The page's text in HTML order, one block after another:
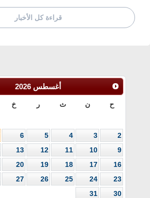
قراءة كل الأخبار
أغسطس 2026
ح ن ث ر خ
2
3
4
5
6
9
10
11
12
13
16
17
18
19
20
23
24
25
26
27
30
31